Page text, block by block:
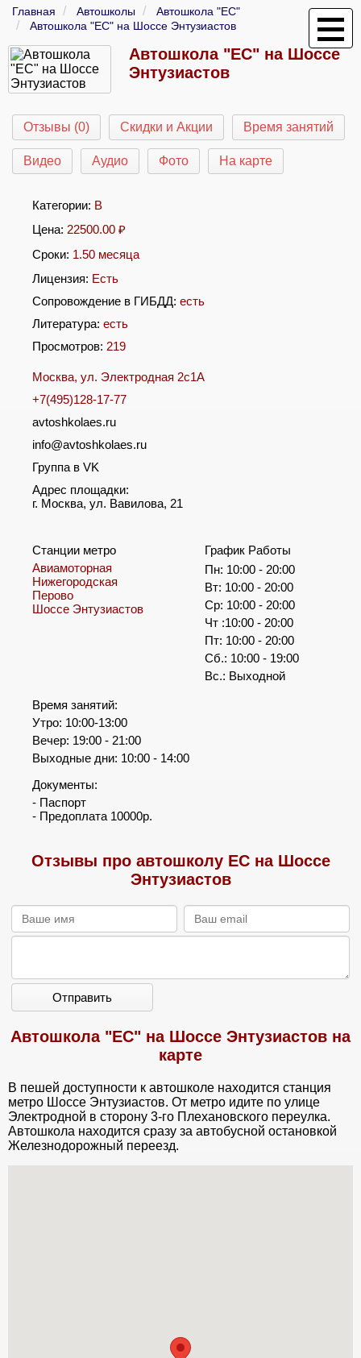
Главная Автошколы
Автошкола "ЕС"
Автошкола "ЕС" на Шоссе Энтузиастов
Автошкола "ЕС" на Шоссе
Энтузиастов
Отзывы (0) Скидки и Акции Время занятий
Видео Аудио Фото На карте
Категории: B
Цена: 22500.00 ₽
Сроки: 1.50 месяца
Лицензия: Есть
Сопровождение в ГИБДД: есть
Литература: есть
Просмотров: 219
Москва, ул. Электродная 2с1А
+7(495)128-17-77
avtoshkolaes.ru
info@avtoshkolaes.ru
Группа в VK
Адрес площадки:
г. Москва, ул. Вавилова, 21
Станции метро
Авиамоторная
Нижегородская
Перово
Шоссе Энтузиастов
График Работы
Пн: 10:00 - 20:00
Вт: 10:00 - 20:00
Ср: 10:00 - 20:00
Чт :10:00 - 20:00
Пт: 10:00 - 20:00
Сб.: 10:00 - 19:00
Вс.: Выходной
Время занятий:
Утро: 10:00-13:00
Вечер: 19:00 - 21:00
Выходные дни: 10:00 - 14:00
Документы:
- Паспорт
- Предоплата 10000р.
Отзывы про автошколу ЕС на Шоссе
Энтузиастов
Отправить
Автошкола "ЕС" на Шоссе Энтузиастов на
карте
В пешей доступности к автошколе находится станция
метро Шоссе Энтузиастов. От метро идите по улице
Электродной в сторону 3-го Плехановского переулка.
Автошкола находится сразу за автобусной остановкой
Железнодорожный переезд.